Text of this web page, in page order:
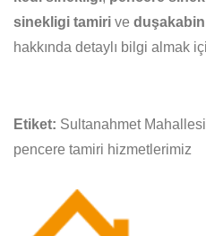
sinekligi tamiri ve
hakkında detaylı bilgi almak
Etiket: Sultanahmet
pencere tamiri hizmetlerimiz